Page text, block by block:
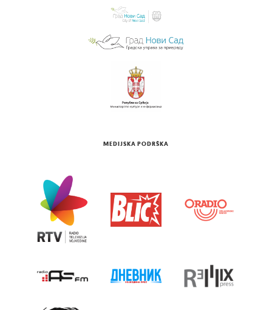
MEDIJSKA PODRŠKA